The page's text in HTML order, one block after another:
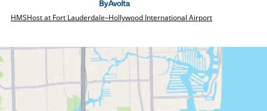
HMSHost at Fort Lauderdale–Hollywood International Airport